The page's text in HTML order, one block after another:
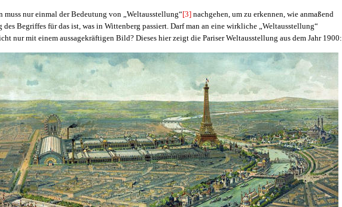
muss nur einmal der Bedeutung von „Weltausstellung“[3] nachgehen, um zu er­ken­nen, wie anmaßend
des Begriffes für das ist, was in Wittenberg passiert. Darf man an eine wirkliche „Weltausstellung“
nur mit einem aussagekräftigen Bild? Dieses hier zeigt die Pariser Weltausstellung aus dem Jahr 1900: